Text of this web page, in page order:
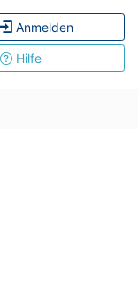
Anmelden
Hilfe